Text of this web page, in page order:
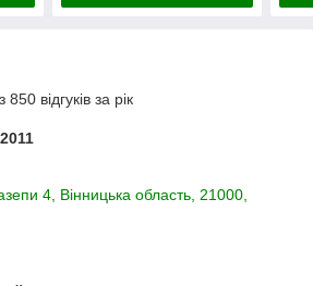
відгуків за рік
4, Вінницька область, 21000,